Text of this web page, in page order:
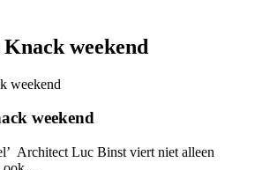
weekend
weekend
Architect Luc Binst viert niet alleen